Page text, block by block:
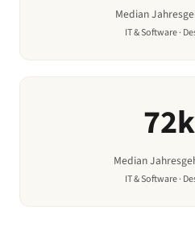
Median
IT & Software·
72
Median
IT & Software·